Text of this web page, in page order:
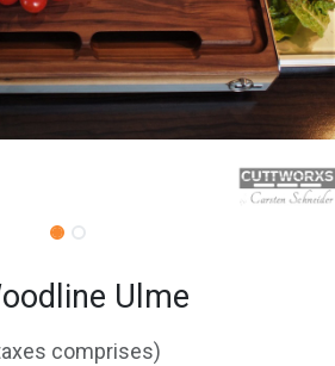
Ulme
comprises)